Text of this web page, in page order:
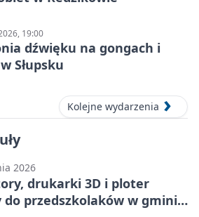
19:00
dźwięku na gongach i
Słupsku
Kolejne wydarzenia
2026
drukarki 3D i ploter
do przedszkolaków w gminie